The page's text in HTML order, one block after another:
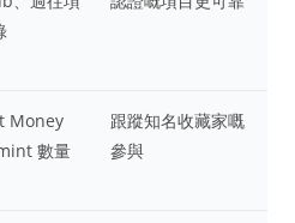
Money
數量
跟蹤知名收藏家嘅
參與